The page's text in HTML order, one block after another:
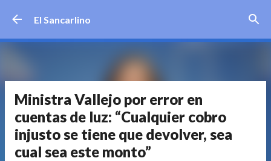
El Sancarlino
Ministra Vallejo por error en
cuentas de luz: “Cualquier cobro
injusto se tiene que devolver, sea
cual sea este monto”